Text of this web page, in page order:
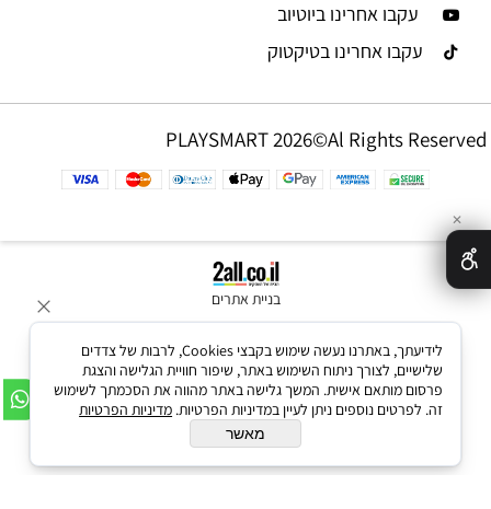
עקבו אחרינו ביוטיוב
עקבו אחרינו בטיקטוק
PLAYSMART 2026©Al Rights Reserved
בניית אתרים
✕
לידיעתך, באתרנו נעשה שימוש בקבצי Cookies, לרבות של צדדים
שלישיים, לצורך ניתוח השימוש באתר, שיפור חוויית הגלישה והצגת
פרסום מותאם אישית. המשך גלישה באתר מהווה את הסכמתך לשימוש
זה. לפרטים נוספים ניתן לעיין במדיניות הפרטיות. מדיניות הפרטיות
מאשר